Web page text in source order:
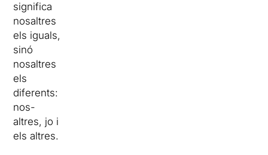
significa
nosaltres
els iguals,
sinó
nosaltres
els
diferents:
nos-
altres, jo i
els altres.